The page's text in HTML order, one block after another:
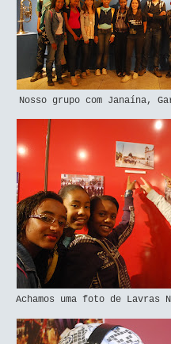
Nosso grupo com Janaína,
Achamos uma foto de Lavras